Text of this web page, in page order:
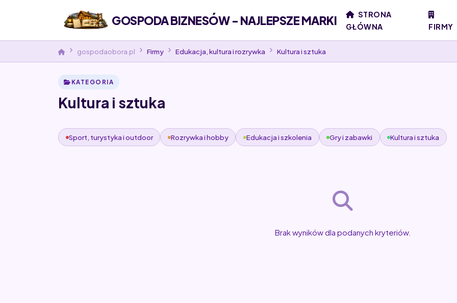
GOSPODA BIZNESÓW - NAJLEPSZE MARKI
STRONA
GŁÓWNA
FIRMY
gospodaobora.pl Firmy Edukacja, kultura i rozrywka Kultura i sztuka
KATEGORIA
Kultura i sztuka
Sport, turystyka i outdoor Rozrywka i hobby Edukacja i szkolenia Gry i zabawki Kultura i sztuka
Brak wyników dla podanych kryteriów.